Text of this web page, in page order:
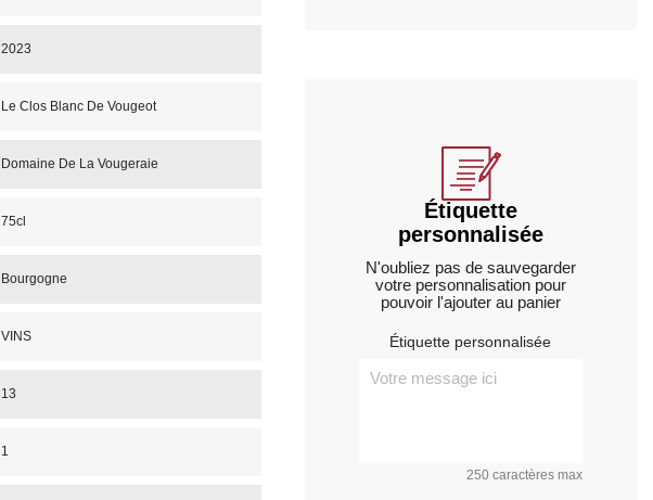
2023
Le Clos Blanc De Vougeot
Domaine De La Vougeraie
75cl
Bourgogne
VINS
13
1
Étiquette
personnalisée
N'oubliez pas de sauvegarder
votre personnalisation pour
pouvoir l'ajouter au panier
Étiquette personnalisée
250 caractères max